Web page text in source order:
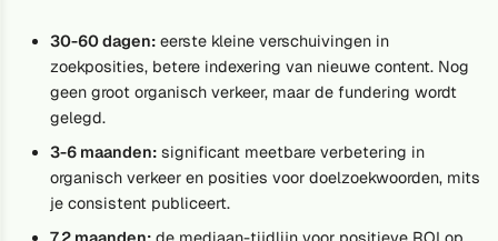
30-60 dagen: eerste kleine verschuivingen in
zoekposities, betere indexering van nieuwe content. Nog
geen groot organisch verkeer, maar de fundering wordt
gelegd.
3-6 maanden: significant meetbare verbetering in
organisch verkeer en posities voor doelzoekwoorden, mits
je consistent publiceert.